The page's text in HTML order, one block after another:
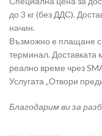
до 3 кг (без ДДС).
начин.
Възможно е плащане
терминал. Доставката
реално време чрез
Услугата „Отвори
Благодарим ви за